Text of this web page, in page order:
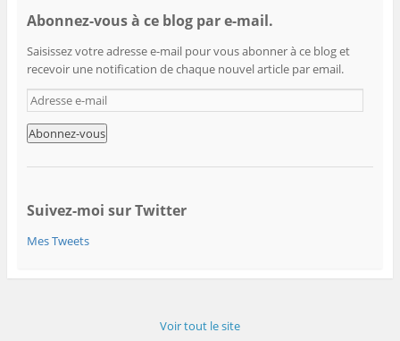
Abonnez-vous à ce blog par e-mail.
Saisissez votre adresse e-mail pour vous abonner à ce blog et
recevoir une notification de chaque nouvel article par email.
A
d
r
s
e
-
a
Suivez-moi sur Twitter
Mes Tweets
Voir tout le site